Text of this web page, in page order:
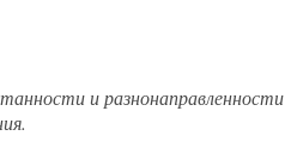
и разнонаправленности